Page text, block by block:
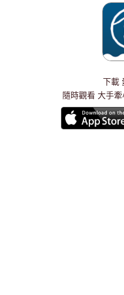
下載
隨時觀看 大手